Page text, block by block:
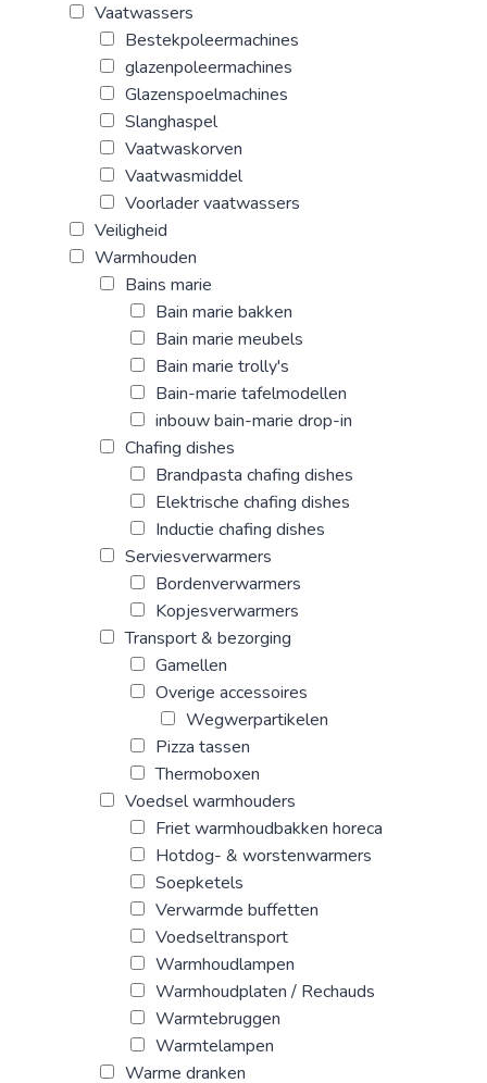
Vaatwassers
Bestekpoleermachines
glazenpoleermachines
Glazenspoelmachines
Slanghaspel
Vaatwaskorven
Vaatwasmiddel
Voorlader vaatwassers
Veiligheid
Warmhouden
Bains marie
Bain marie bakken
Bain marie meubels
Bain marie trolly's
Bain-marie tafelmodellen
inbouw bain-marie drop-in
Chafing dishes
Brandpasta chafing dishes
Elektrische chafing dishes
Inductie chafing dishes
Serviesverwarmers
Bordenverwarmers
Kopjesverwarmers
Transport & bezorging
Gamellen
Overige accessoires
Wegwerpartikelen
Pizza tassen
Thermoboxen
Voedsel warmhouders
Friet warmhoudbakken horeca
Hotdog- & worstenwarmers
Soepketels
Verwarmde buffetten
Voedseltransport
Warmhoudlampen
Warmhoudplaten / Rechauds
Warmtebruggen
Warmtelampen
Warme dranken